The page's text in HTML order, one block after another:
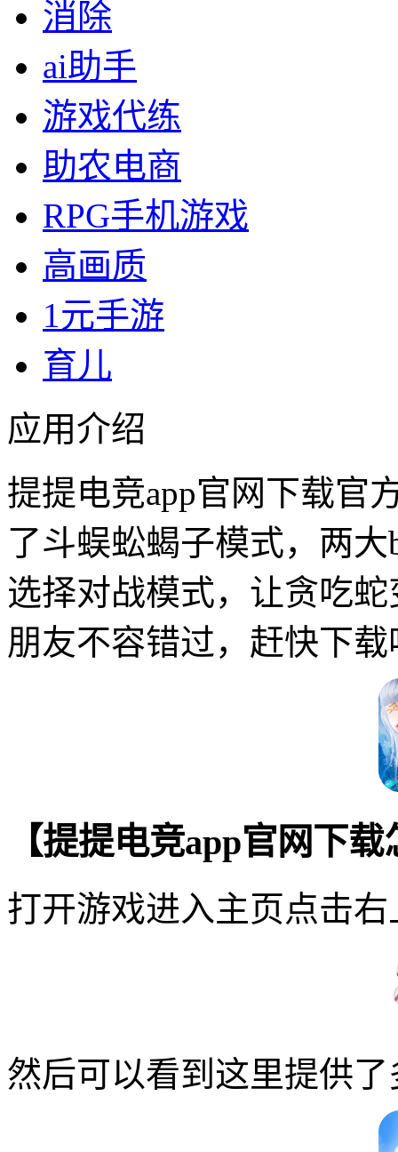
消除
ai助手
游戏代练
助农电商
RPG手机游戏
高画质
1元手游
育儿
应用介绍
提提电竞app官网下载官
了斗蜈蚣蝎子模式，两
选择对战模式，让贪吃
朋友不容错过，赶快下载
【提提电竞app官网下
打开游戏进入主页点击
然后可以看到这里提供